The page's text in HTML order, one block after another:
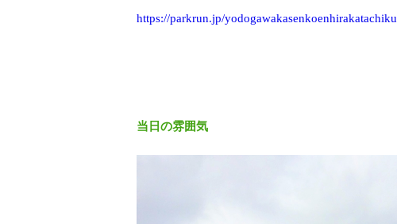
https://parkrun.jp/yodogawakasenkoenhirakatachiku
当日の雰囲気